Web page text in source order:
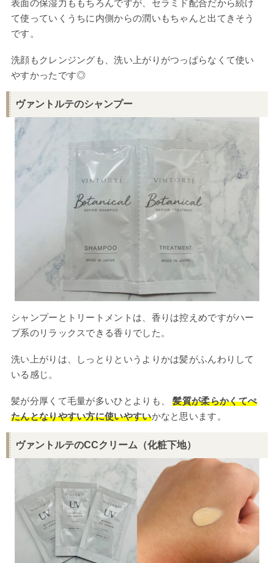
表面の保湿力ももちろんですが、セラミド配合だから続け
て使っていくうちに内側からの潤いもちゃんと出てきそう
です。
洗顔もクレンジングも、洗い上がりがつっぱらなくて使い
やすかったです◎
ヴァントルテのシャンプー
シャンプーとトリートメントは、香りは控えめですがハー
ブ系のリラックスできる香りでした。
洗い上がりは、しっとりというよりかは髪がふんわりして
いる感じ。
髪が分厚くて毛量が多いひとよりも、髪質が柔らかくてぺ
たんとなりやすい方に使いやすいかなと思います。
ヴァントルテのCCクリーム（化粧下地）